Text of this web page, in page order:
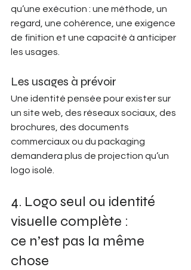
qu’une exécution : une méthode, un
regard, une cohérence, une exigence
de finition et une capacité à anticiper
les usages.
Les usages à prévoir
Une identité pensée pour exister sur
un site web, des réseaux sociaux, des
brochures, des documents
commerciaux ou du packaging
demandera plus de projection qu’un
logo isolé.
4. Logo seul ou identité
visuelle complète :
ce n’est pas la même
chose